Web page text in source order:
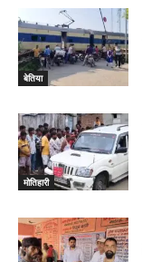
बेतिया
मोतिहारी